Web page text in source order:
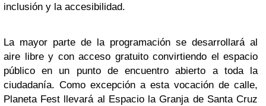
inclusión y la accesibilidad.
La mayor parte de la programación se desarrollará al
aire libre y con acceso gratuito convirtiendo el espacio
público en un punto de encuentro abierto a toda la
ciudadanía. Como excepción a esta vocación de calle,
Planeta Fest llevará al Espacio la Granja de Santa Cruz